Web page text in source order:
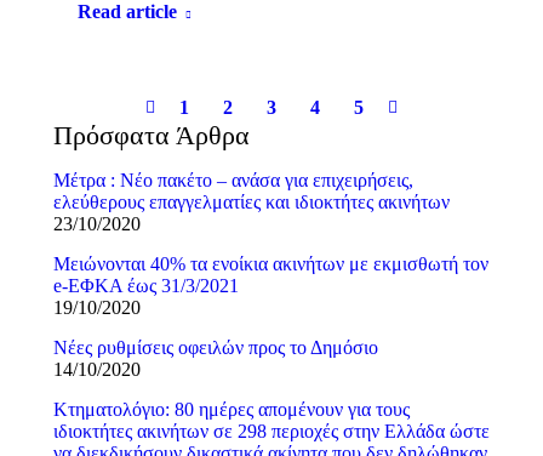
Read article
1 2 3 4 5
Πρόσφατα Άρθρα
Μέτρα : Νέο πακέτο – ανάσα για επιχειρήσεις,
ελεύθερους επαγγελματίες και ιδιοκτήτες ακινήτων
23/10/2020
Μειώνονται 40% τα ενοίκια ακινήτων με εκμισθωτή τον
e-EΦΚΑ έως 31/3/2021
19/10/2020
Νέες ρυθμίσεις οφειλών προς το Δημόσιο
14/10/2020
Κτηματολόγιο: 80 ημέρες απομένουν για τους
ιδιοκτήτες ακινήτων σε 298 περιοχές στην Ελλάδα ώστε